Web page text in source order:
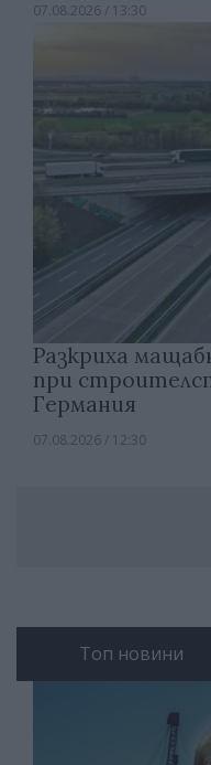
07.08.2026 / 13:30
Разкриха
при
Германия
07.08.2026 / 12:30
Топ новини